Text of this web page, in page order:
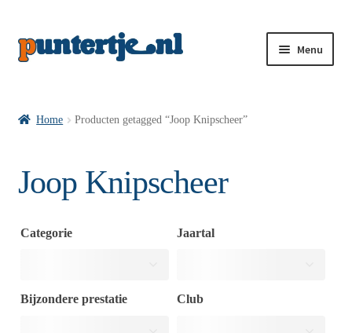
Menu
Home Producten getagged “Joop Knipscheer”
Joop Knipscheer
Categorie Jaartal
Bijzondere prestatie Club